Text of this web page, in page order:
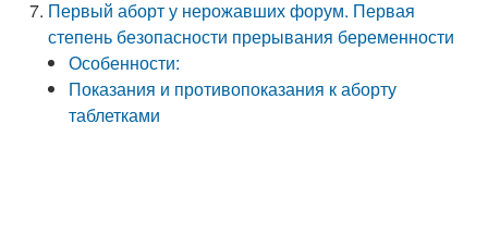
Первый аборт у нерожавших форум. Первая
степень безопасности прерывания беременности
Особенности:
Показания и противопоказания к аборту
таблетками